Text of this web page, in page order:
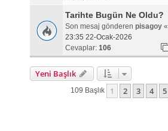
Tarihte Bugün Ne Oldu?
Son mesaj gönderen pisagoy«
23:35 22-Ocak-2026
Cevaplar: 106
Yeni Başlık
109 Başlık 1 2 3 4 5